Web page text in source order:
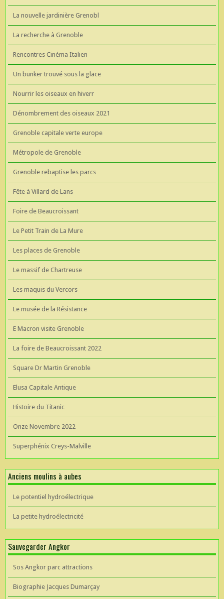
La nouvelle jardinière Grenobl
La recherche à Grenoble
Rencontres Cinéma Italien
Un bunker trouvé sous la glace
Nourrir les oiseaux en hiverr
Dénombrement des oiseaux 2021
Grenoble capitale verte europe
Métropole de Grenoble
Grenoble rebaptise les parcs
Fête à Villard de Lans
Foire de Beaucroissant
Le Petit Train de La Mure
Les places de Grenoble
Le massif de Chartreuse
Les maquis du Vercors
Le musée de la Résistance
E Macron visite Grenoble
La foire de Beaucroissant 2022
Square Dr Martin Grenoble
Elusa Capitale Antique
Histoire du Titanic
Onze Novembre 2022
Superphénix Creys-Malville
Anciens moulins à aubes
Le potentiel hydroélectrique
La petite hydroélectricité
Sauvegarder Angkor
Sos Angkor parc attractions
Biographie Jacques Dumarçay